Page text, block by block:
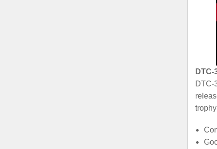
DTC-
DTC-